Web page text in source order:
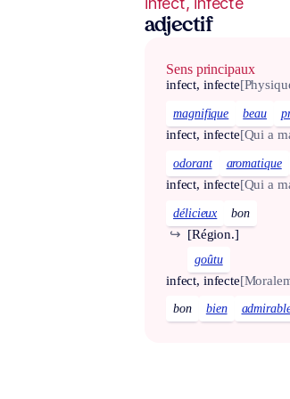
adjectif
Sens principaux
infect, infecte
magnifique beau
infect, infecte[Qui a
odorant aromatique
infect, infecte[Qui a
délicieux bon
[Région.]
↪
goûtu
infect, infecte
bon bien